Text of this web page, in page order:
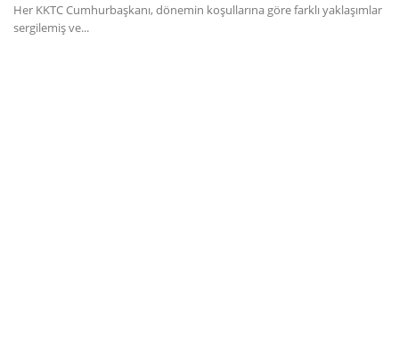
Dil
Her KKTC Cumhurbaşkanı, dönemin koşullarına göre farklı yaklaşımlar
sergilemiş ve...